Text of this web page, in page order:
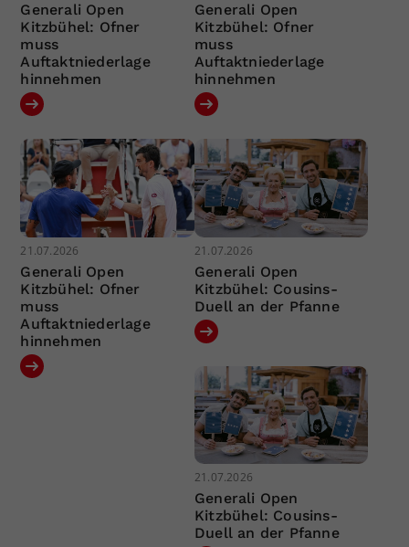
Generali Open
Kitzbühel: Ofner
muss
Auftaktniederlage
hinnehmen
Generali Open
Kitzbühel: Ofner
muss
Auftaktniederlage
hinnehmen
21.07.2026
Generali Open
Kitzbühel: Ofner
muss
Auftaktniederlage
hinnehmen
21.07.2026
Generali Open
Kitzbühel: Cousins-
Duell an der Pfanne
21.07.2026
Generali Open
Kitzbühel: Cousins-
Duell an der Pfanne